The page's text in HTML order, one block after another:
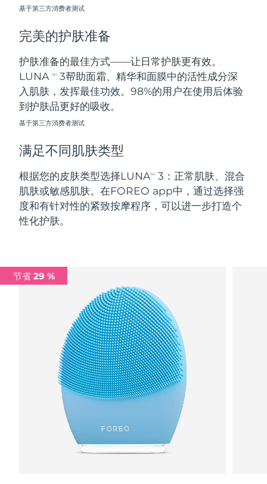
基于第三方消费者测试
完美的护肤准备
护肤准备的最佳方式——让日常护肤更有效。
LUNATM
3帮助面霜、精华和面膜中的活性成分深
入肌肤，发挥最佳功效。98%的用户在使用后体验
到护肤品更好的吸收。
基于第三方消费者测试
满足不同肌肤类型
根据您的皮肤类型选择LUNATM
3：正常肌肤、混合
肌肤或敏感肌肤。在FOREO app中，通过选择强
度和有针对性的紧致按摩程序，可以进一步打造个
性化护肤。
节省 29 %
美国
乌兹别克斯坦
越南 预计送达日期15/08/2026